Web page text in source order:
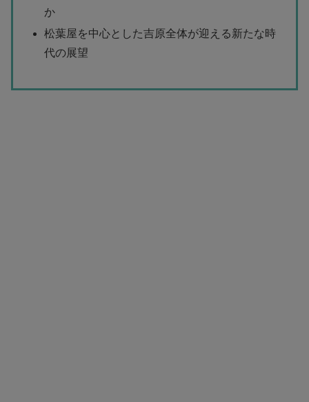
か
松葉屋を中心とした吉原全体が迎える新たな時
代の展望